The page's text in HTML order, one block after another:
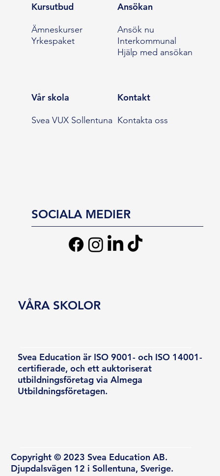
Kursutbud
Ämneskurser
Yrkespaket
Ansökan
Ansök nu
Interkommunal
Hjälp med ansökan
Vår skola
Svea VUX Sollentuna
Kontakt
Kontakta oss
SOCIALA MEDIER
Svea Education är ISO 9001- och ISO 14001-
certifierade, och ett auktoriserat
utbildningsföretag via Almega
Utbildningsföretagen.
Copyright © 2023 Svea Education AB.
Djupdalsvägen 12 i Sollentuna, Sverige.
VÅRA SKOLOR